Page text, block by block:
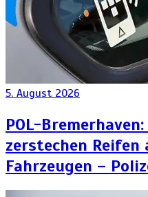
5. August 2026
POL-
zerstechen Reifen
Fahrzeugen –